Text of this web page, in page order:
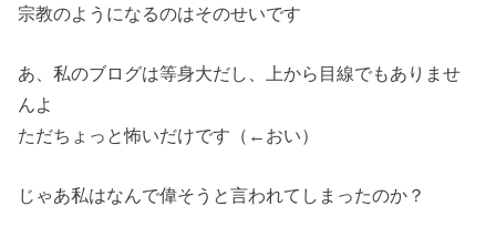
宗教のようになるのはそのせいです
あ、私のブログは等身大だし、上から目線でもありませ
んよ
ただちょっと怖いだけです（←おい）
じゃあ私はなんで偉そうと言われてしまったのか？